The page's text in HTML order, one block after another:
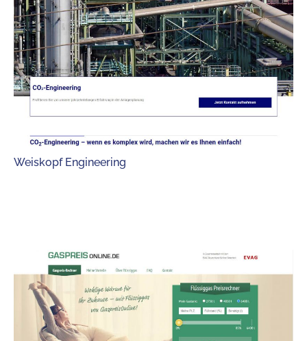
Weiskopf Engineering